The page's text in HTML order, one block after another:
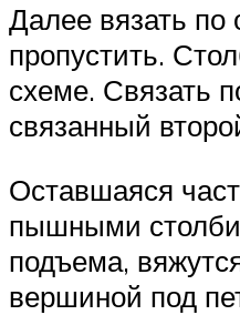
Далее вязать
пропустить.
схеме. Связать
связанный
Оставшаяся
пышными
подъема,
вершиной под